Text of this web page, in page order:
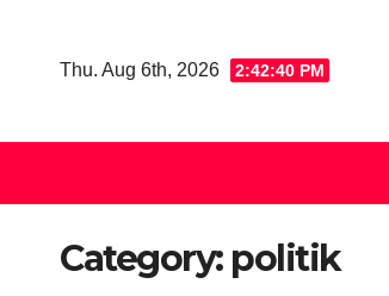
Thu. Aug 6th, 2026 2:42:41 PM
Category: politik